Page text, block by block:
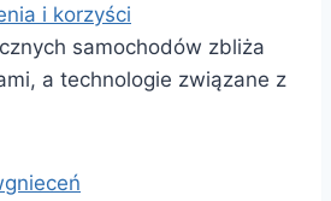
i korzyści
samochodów zbliża
a technologie związane z